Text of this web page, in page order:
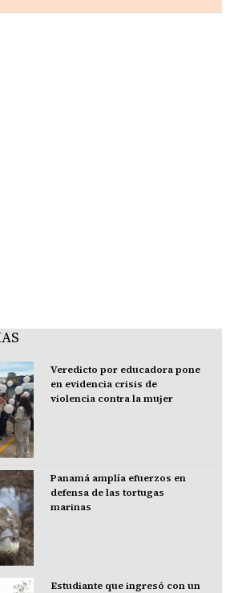
Veredicto por educadora pone
en evidencia crisis de
violencia contra la mujer
Panamá amplía efuerzos en
defensa de las tortugas
marinas
Estudiante que ingresó con un